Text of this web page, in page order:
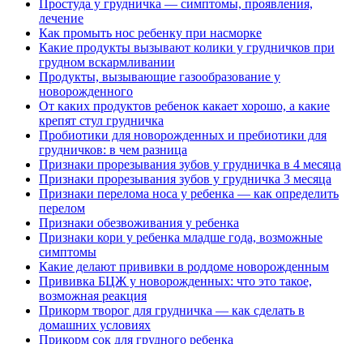
Простуда у грудничка — симптомы, проявления,
лечение
Как промыть нос ребенку при насморке
Какие продукты вызывают колики у грудничков при
грудном вскармливании
Продукты, вызывающие газообразование у
новорожденного
От каких продуктов ребенок какает хорошо, а какие
крепят стул грудничка
Пробиотики для новорожденных и пребиотики для
грудничков: в чем разница
Признаки прорезывания зубов у грудничка в 4 месяца
Признаки прорезывания зубов у грудничка 3 месяца
Признаки перелома носа у ребенка — как определить
перелом
Признаки обезвоживания у ребенка
Признаки кори у ребенка младше года, возможные
симптомы
Какие делают прививки в роддоме новорожденным
Прививка БЦЖ у новорожденных: что это такое,
возможная реакция
Прикорм творог для грудничка — как сделать в
домашних условиях
Прикорм сок для грудного ребенка